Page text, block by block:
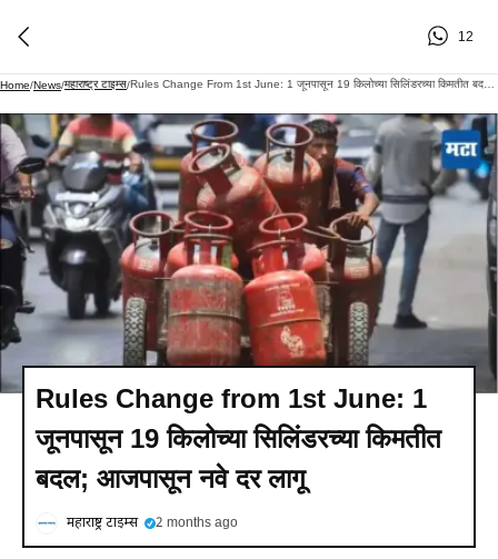
12
Home/News/महाराष्ट्र टाइम्स/
Rules Change from 1st June: 1
जूनपासून 19 किलोच्या सिलिंडरच्या किमतीत
बदल; आजपासून नवे दर लागू
महाराष्ट्र टाइम्स 2 months ago